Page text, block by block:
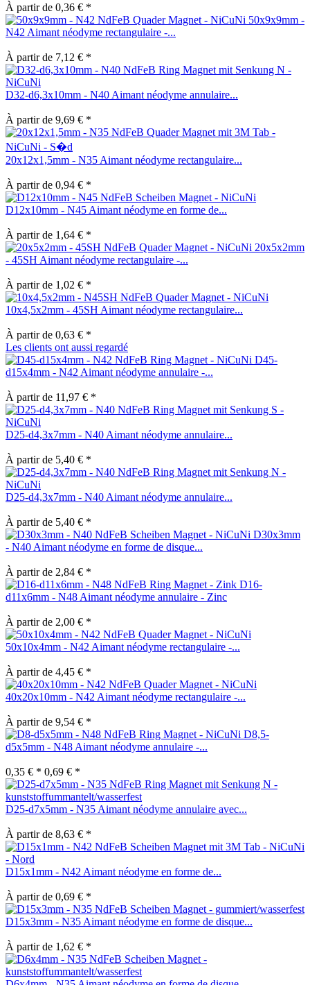
À partir de 0,36 € *
50x9x9mm -
N42 Aimant néodyme rectangulaire -...
À partir de 7,12 € *
D32-d6,3x10mm - N40 Aimant néodyme annulaire...
À partir de 9,69 € *
20x12x1,5mm - N35 Aimant néodyme rectangulaire...
À partir de 0,94 € *
D12x10mm - N45 Aimant néodyme en forme de...
À partir de 1,64 € *
20x5x2mm
- 45SH Aimant néodyme rectangulaire -...
À partir de 1,02 € *
10x4,5x2mm - 45SH Aimant néodyme rectangulaire...
À partir de 0,63 € *
Les clients ont aussi regardé
D45-
d15x4mm - N42 Aimant néodyme annulaire -...
À partir de 11,97 € *
D25-d4,3x7mm - N40 Aimant néodyme annulaire...
À partir de 5,40 € *
D25-d4,3x7mm - N40 Aimant néodyme annulaire...
À partir de 5,40 € *
D30x3mm
- N40 Aimant néodyme en forme de disque...
À partir de 2,84 € *
D16-
d11x6mm - N48 Aimant néodyme annulaire - Zinc
À partir de 2,00 € *
50x10x4mm - N42 Aimant néodyme rectangulaire -...
À partir de 4,45 € *
40x20x10mm - N42 Aimant néodyme rectangulaire -...
À partir de 9,54 € *
D8,5-
d5x5mm - N48 Aimant néodyme annulaire -...
0,35 € * 0,69 € *
D25-d7x5mm - N35 Aimant néodyme annulaire avec...
À partir de 8,63 € *
D15x1mm - N42 Aimant néodyme en forme de...
À partir de 0,69 € *
D15x3mm - N35 Aimant néodyme en forme de disque...
À partir de 1,62 € *